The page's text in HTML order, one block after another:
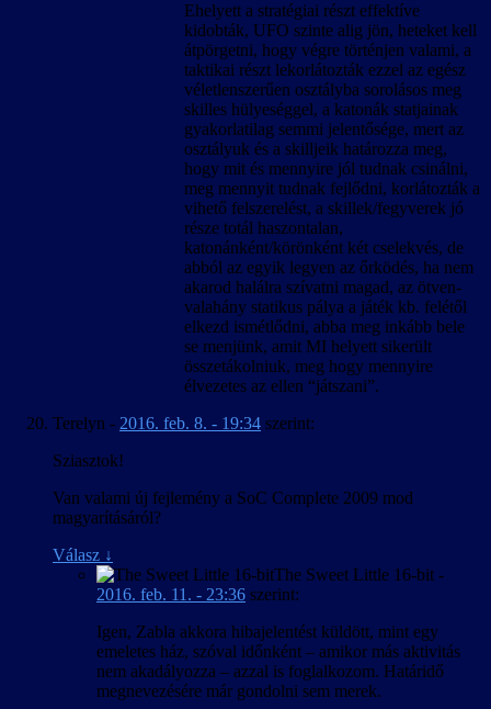
Ehelyett a stratégiai részt effektíve
kidobták, UFO szinte alig jön, heteket kell
átpörgetni, hogy végre történjen valami, a
taktikai részt lekorlátozták ezzel az egész
véletlenszerűen osztályba sorolásos meg
skilles hülyeséggel, a katonák statjainak
gyakorlatilag semmi jelentősége, mert az
osztályuk és a skilljeik határozza meg,
hogy mit és mennyire jól tudnak csinálni,
meg mennyit tudnak fejlődni, korlátozták a
vihető felszerelést, a skillek/fegyverek jó
része totál haszontalan,
katonánként/körönként két cselekvés, de
abból az egyik legyen az őrködés, ha nem
akarod halálra szívatni magad, az ötven-
valahány statikus pálya a játék kb. felétől
elkezd ismétlődni, abba meg inkább bele
se menjünk, amit MI helyett sikerült
összetákolniuk, meg hogy mennyire
élvezetes az ellen “játszani”.
Terelyn - 2016. feb. 8. - 19:34 szerint:
Sziasztok!
Van valami új fejlemény a SoC Complete 2009 mod
magyarításáról?
Válasz ↓
The Sweet Little 16-bit -
2016. feb. 11. - 23:36 szerint:
Igen, Zabla akkora hibajelentést küldött, mint egy
emeletes ház, szóval időnként – amikor más aktivitás
nem akadályozza – azzal is foglalkozom. Határidő
megnevezésére már gondolni sem merek.